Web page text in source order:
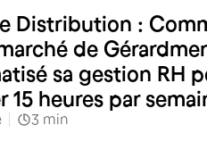
Distribution :
de
sa gestion RH
15 heures par
3 min